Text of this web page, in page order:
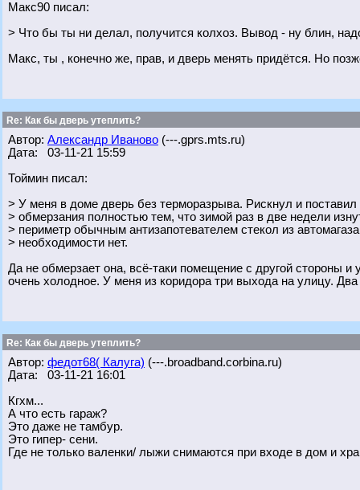
Макс90 писал:
> Что бы ты ни делал, получится колхоз. Вывод - ну блин,
Макс, ты , конечно же, прав, и дверь менять придётся. Но
Re: Как бы дверь утеплить?
Автор: Александр Иваново (---.gprs.mts.ru)
Дата: 03-11-21 15:59
Тоймин писал:
> У меня в доме дверь без терморазрыва. Рискнул и
> обмерзания полностью тем, что зимой раз в две недели
> периметр обычным антизапотевателем стекол из
> необходимости нет.
Да не обмерзает она, всё-таки помещение с другой стороны
очень холодное. У меня из коридора три выхода на улицу.
Re: Как бы дверь утеплить?
Автор: федот68( Калуга) (---.broadband.corbina.ru)
Дата: 03-11-21 16:01
Кгхм...
А что есть гараж?
Это даже не тамбур.
Это гипер- сени.
Где не только валенки/ лыжи снимаются при входе в дом и